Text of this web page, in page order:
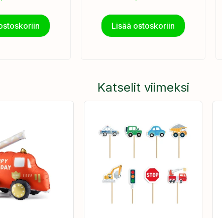
Lisää ostoskoriin
Katselit viimeksi